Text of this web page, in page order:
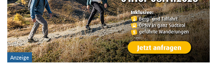
Gebirge:
Art der Tour: